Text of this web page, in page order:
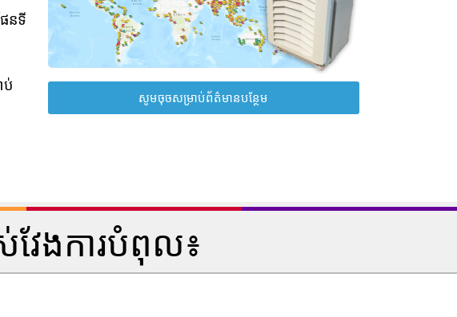
នទី
ប់
សូមចុចសម្រាប់ព័ត៌មានបន្ថែម
ែងការបំពុល៖